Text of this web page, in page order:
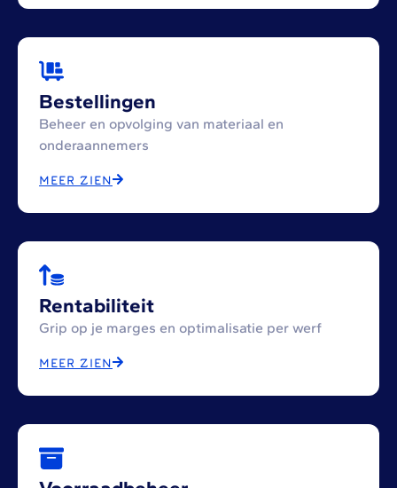
Bestellingen
Beheer en opvolging van materiaal en
onderaannemers
MEER ZIEN
Rentabiliteit
Grip op je marges en optimalisatie per werf
MEER ZIEN